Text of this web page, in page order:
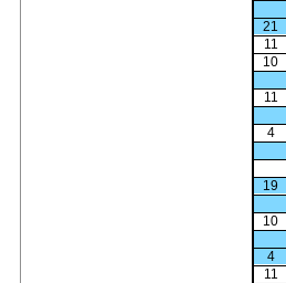
21
11
10
11
4
19
10
4
11